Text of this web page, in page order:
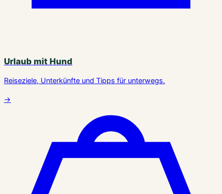
Urlaub mit Hund
Reiseziele, Unterkünfte und Tipps für unterwegs.
→